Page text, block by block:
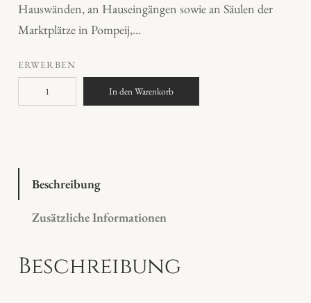
Hauswänden, an Hauseingängen sowie an Säulen der
Marktplätze in Pompeij,…
ERWERBEN
S
s
ß
In den Warenkorb
Beschreibung
Zusätzliche Informationen
Beschreibung